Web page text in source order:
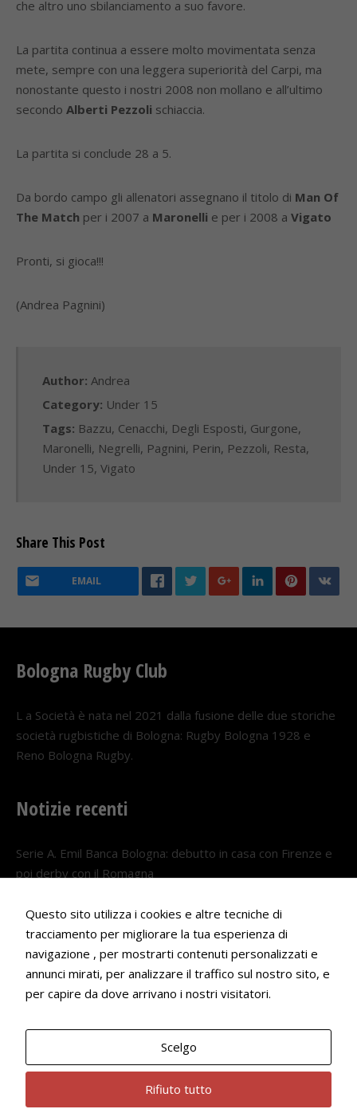
che altro uno sbilanciamento a suo favore.
La partita continua a essere molto movimentata senza
mete, sempre con una leggera superiorità del Carpi, ma
nonostante questo i nostri 2008 non mollano e all’ultimo
secondo Alberti Pezzoli schiaccia.
La partita si conclude 28 a 5.
Da bordo campo gli allenatori assegnano il titolo di Man Of
The Match per i 2007 a Maronelli e per i 2008 a Vigato
Pronti, si gioca!!!
(Andrea Pagnini)
Author: Andrea
Category: Under 15
Tags: Bazzu, Cenacchi, Degli Esposti, Gurgone,
Maronelli, Negrelli, Pagnini, Perin, Pezzoli, Resta,
Under 15, Vigato
Share This Post
EMAIL
Bologna Rugby Club
L a Società è nata nel 2021 dalla fusione delle due storiche
società rugbistiche di Bologna: Rugby Bologna 1928 e
Reno Bologna Rugby.
Notizie recenti
Serie A. Emil Banca Bologna: debutto in casa con Firenze e
poi derby con il Romagna
Serie A. Il Bologna nel girone veneto
29 LUGLIO 2026
Francesco Andrei convocato al Camp estivo della nazionale
22 LUGLIO 2026
Questo sito utilizza i cookies e altre tecniche di
tracciamento per migliorare la tua esperienza di
navigazione , per mostrarti contenuti personalizzati e
annunci mirati, per analizzare il traffico sul nostro sito, e
per capire da dove arrivano i nostri visitatori.
Scelgo
Rifiuto tutto